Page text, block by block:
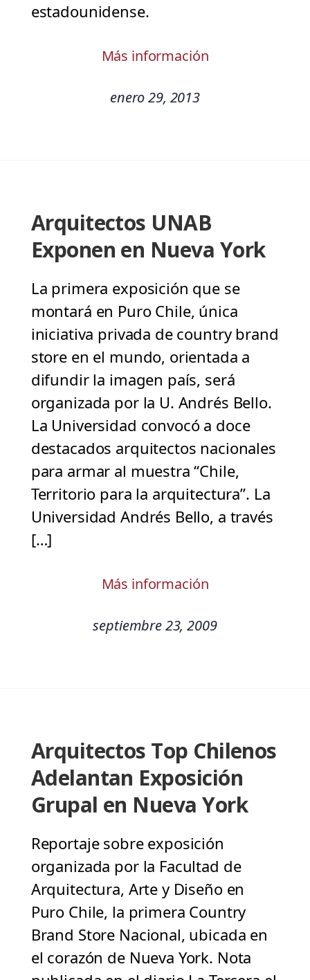
estadounidense.
Más información
enero 29, 2013
Arquitectos UNAB
Exponen en Nueva York
La primera exposición que se
montará en Puro Chile, única
iniciativa privada de country brand
store en el mundo, orientada a
difundir la imagen país, será
organizada por la U. Andrés Bello.
La Universidad convocó a doce
destacados arquitectos nacionales
para armar al muestra “Chile,
Territorio para la arquitectura”. La
Universidad Andrés Bello, a través
[…]
Más información
septiembre 23, 2009
Arquitectos Top Chilenos
Adelantan Exposición
Grupal en Nueva York
Reportaje sobre exposición
organizada por la Facultad de
Arquitectura, Arte y Diseño en
Puro Chile, la primera Country
Brand Store Nacional, ubicada en
el corazón de Nueva York. Nota